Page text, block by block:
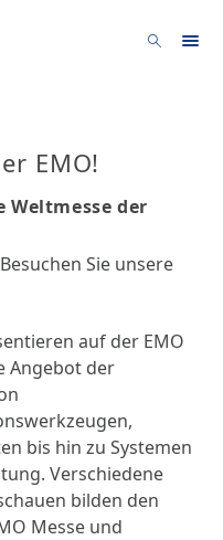
EMO!
Weltmesse der
Sie unsere
auf der EMO
Angebot der
bis hin zu Systemen
Verschiedene
bilden den
Messe und